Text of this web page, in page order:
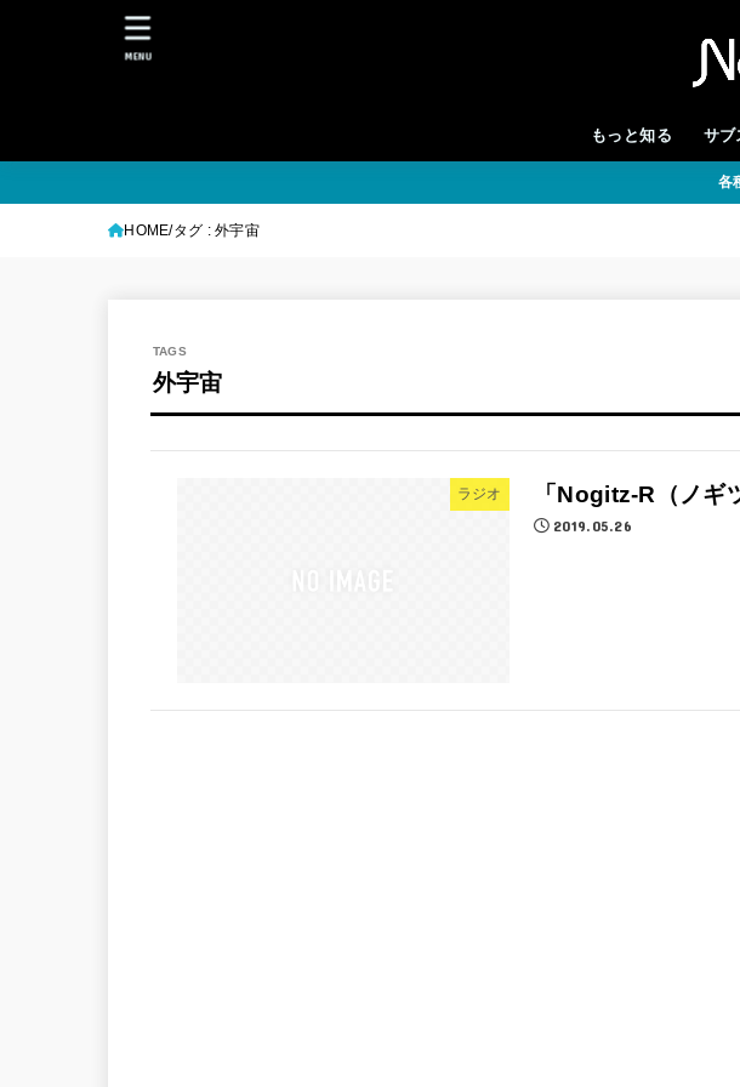
もっと知る サブ
MENU
各
HOME タグ : 外宇宙
外宇宙
ラジオ 「Nogitz-R（ノギ
2019.05.26